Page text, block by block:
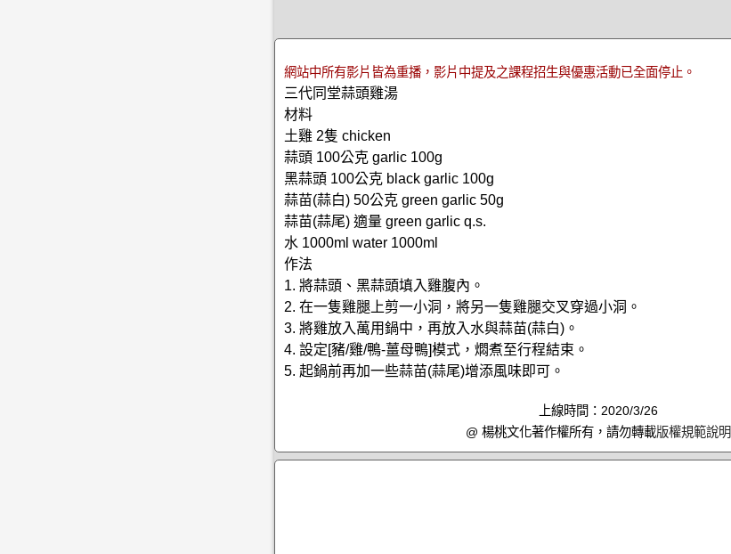
網站中所有影片皆為重播，影片中提及之課程招生與優惠活動已全面停止。
三代同堂蒜頭雞湯
材料
土雞 2隻 chicken
蒜頭 100公克 garlic 100g
黑蒜頭 100公克 black garlic 100g
蒜苗(蒜白) 50公克 green garlic 50g
蒜苗(蒜尾) 適量 green garlic q.s.
水 1000ml water 1000ml
作法
1. 將蒜頭、黑蒜頭填入雞腹內。
2. 在一隻雞腿上剪一小洞，將另一隻雞腿交叉穿過小洞。
3. 將雞放入萬用鍋中，再放入水與蒜苗(蒜白)。
4. 設定[豬/雞/鴨-薑母鴨]模式，燜煮至行程結束。
5. 起鍋前再加一些蒜苗(蒜尾)增添風味即可。
上線時間：2020/3/26
@ 楊桃文化著作權所有，請勿轉載版權規範說明